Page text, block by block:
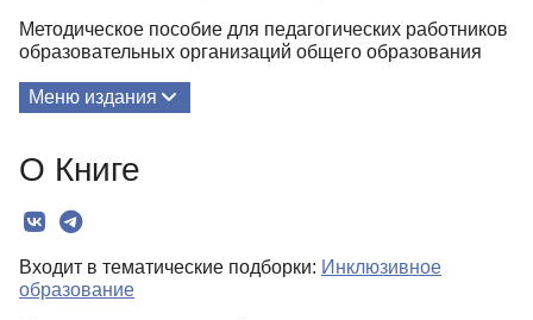
Методическое пособие для педагогических работников
образовательных организаций общего образования
Меню издания
Текст
О Книге
Входит в тематические подборки: Инклюзивное
образование